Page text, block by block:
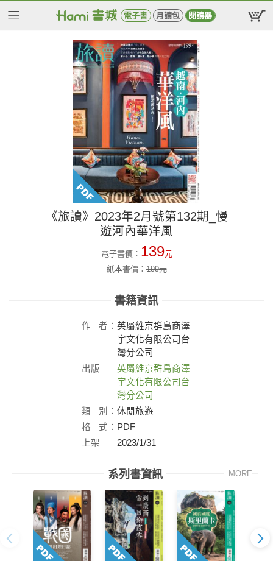
電子書 月讀包 閱讀器
《旅讀》2023年2月號第132期_慢
遊河內華洋風
電子書價： 139元
紙本書價：199元
書籍資訊
作 者： 英屬維京群島商澤
宇文化有限公司台
灣分公司
出版
英屬維京群島商澤
宇文化有限公司台
灣分公司
類
別： 休閒旅遊
格
式： PDF
上架
2023/1/31
系列書資訊 MORE